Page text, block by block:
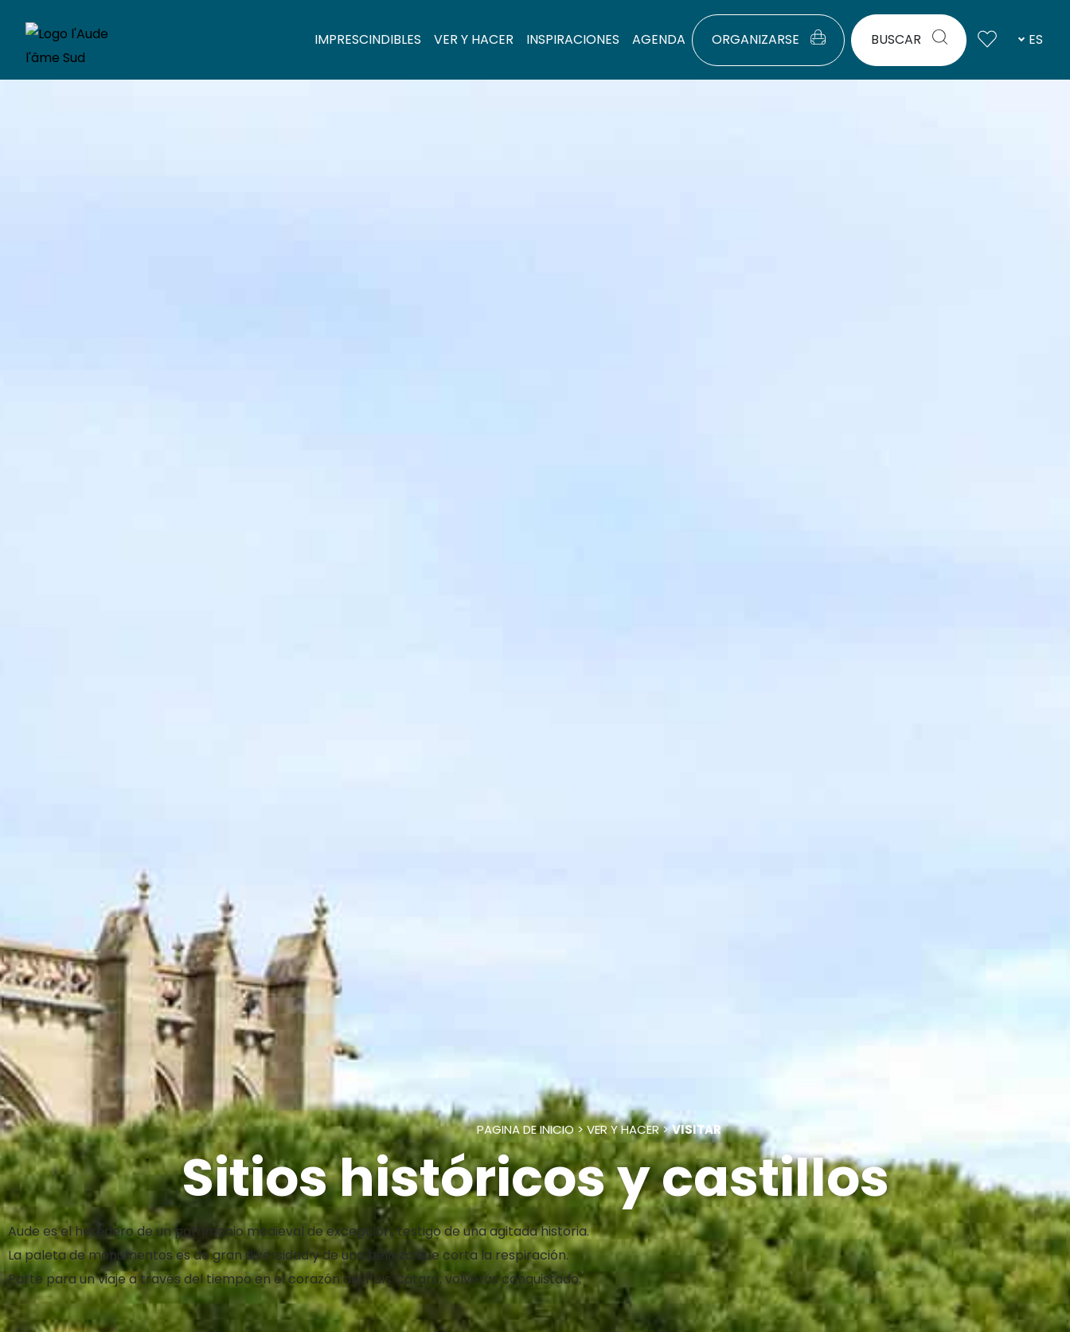
IMPRESCINDIBLES VER Y HACER INSPIRACIONES AGENDA ORGANIZARSE BUSCAR ES
PAGINA DE INICIO >VER Y HACER>VISITAR
Sitios históricos y castillos
Aude es el heredero de un patrimonio medieval de excepción, testigo de una agitada historia.
La paleta de monumentos es de gran diversidad y de una belleza que corta la respiración.
Parte para un viaje a través del tiempo en el corazón del País Cátaro, volverás conquistado.